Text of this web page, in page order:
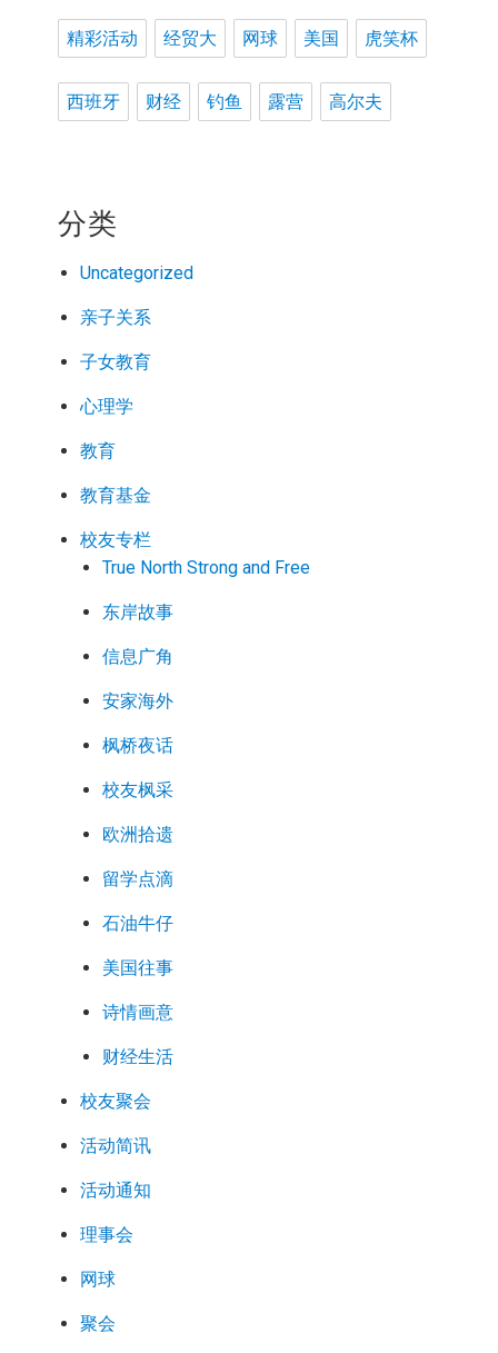
精彩活动 经贸大 网球 美国 虎笑杯
西班牙 财经 钓鱼 露营 高尔夫
分类
Uncategorized
亲子关系
子女教育
心理学
教育
教育基金
校友专栏
True North Strong and Free
东岸故事
信息广角
安家海外
枫桥夜话
校友枫采
欧洲拾遗
留学点滴
石油牛仔
美国往事
诗情画意
财经生活
校友聚会
活动简讯
活动通知
理事会
网球
聚会